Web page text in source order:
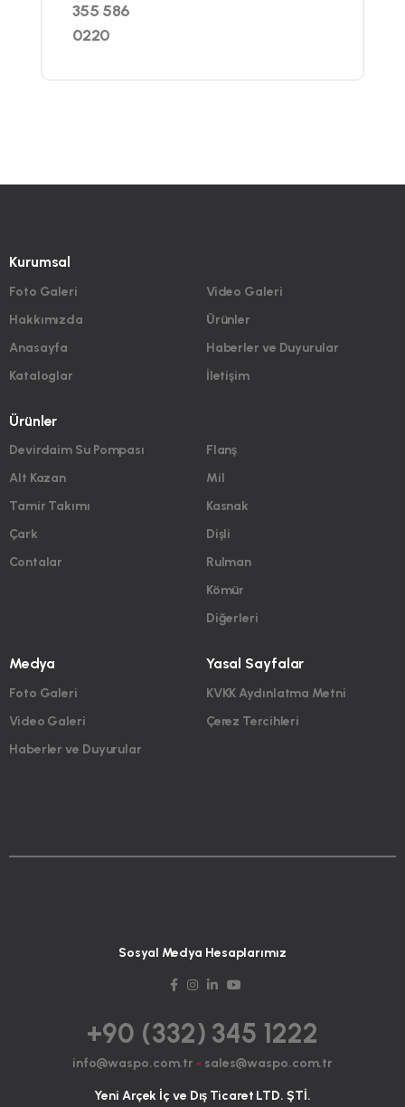
355 586
0220
Kurumsal
Foto Galeri
Hakkımızda
Anasayfa
Kataloglar
Video Galeri
Ürünler
Haberler ve Duyurular
İletişim
Ürünler
Devirdaim Su Pompası
Alt Kazan
Tamir Takımı
Çark
Contalar
Flanş
Mil
Kasnak
Dişli
Rulman
Kömür
Diğerleri
Medya
Foto Galeri
Video Galeri
Haberler ve Duyurular
Yasal Sayfalar
KVKK Aydınlatma Metni
Çerez Tercihleri
Sosyal Medya Hesaplarımız
+90 (332) 345 1222
info@waspo.com.tr - sales@waspo.com.tr
Yeni Arçek İç ve Dış Ticaret LTD. ŞTİ.